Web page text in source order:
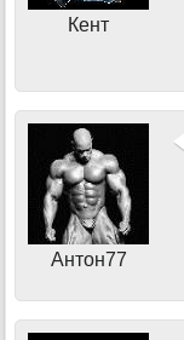
Кент
Антон77